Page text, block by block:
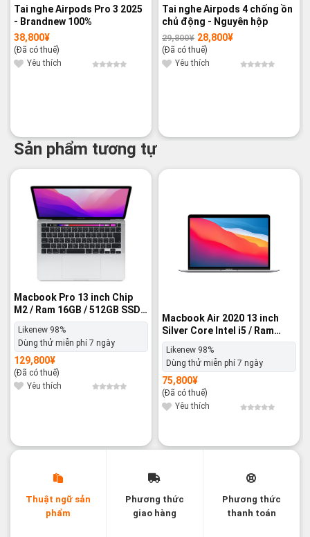
Tai nghe Airpods Pro 3 2025
- Brandnew 100%
38,800¥
(Đã có thuế)
Yêu thích
Tai nghe Airpods 4 chống ồn
chủ động - Nguyên hộp
29,800¥
Giá
gốc
là:
29,800¥.
28,800¥
Giá
hiện
tại
là:
28,800¥.
(Đã có thuế)
Yêu thích
Sản phẩm tương tự
Macbook Pro 13 inch Chip
M2 / Ram 16GB / 512GB SSD
Silver - Likenew 98%
Likenew 98%
Dùng thử miễn phí 7 ngày
129,800¥
(Đã có thuế)
Yêu thích
Macbook Air 2020 13 inch
Silver Core Intel i5 / Ram
16GB / 256GB SSD - Likenew
98%
Likenew 98%
Dùng thử miễn phí 7 ngày
75,800¥
(Đã có thuế)
Yêu thích
Thuật ngữ sản
phẩm
Phương thức
giao hàng
Phương thức
thanh toán